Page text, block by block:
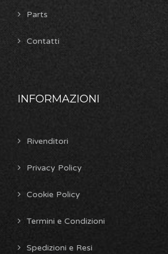
Parts
Contatti
INFORMAZIONI
Rivenditori
Privacy Policy
Cookie Policy
Termini e Condizioni
Spedizioni e Resi